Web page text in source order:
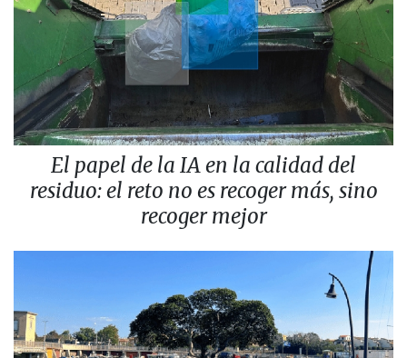
El papel de la IA en la calidad del
residuo: el reto no es recoger más, sino
recoger mejor